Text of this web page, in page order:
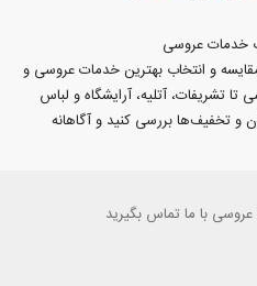
خدمات عروسی
و انتخاب بهترین خدمات عروسی و
تا تشریفات، آتلیه، آرایشگاه و لباس
و تخفیف‌ها بررسی کنید و آگاهانه
با ما تماس بگیرید